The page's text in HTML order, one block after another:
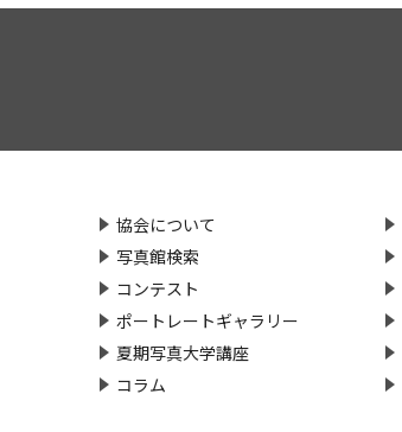
協会について
写真館検索
コンテスト
ポートレートギャラリー
夏期写真大学講座
コラム